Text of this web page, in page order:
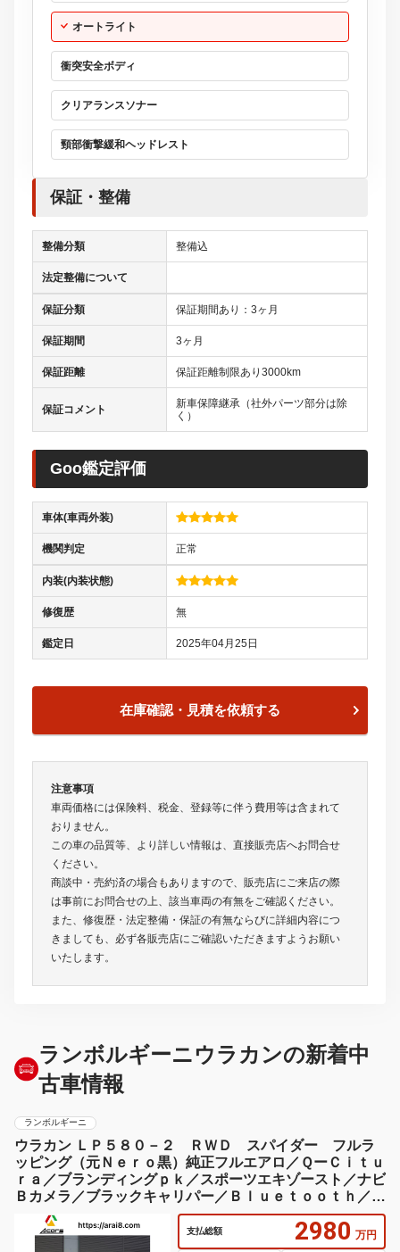
オートライト
衝突安全ボディ
クリアランスソナー
頸部衝撃緩和ヘッドレスト
保証・整備
整備分類 整備込
法定整備について
保証分類 保証期間あり：3ヶ月
保証期間 3ヶ月
保証距離 保証距離制限あり3000km
保証コメント
新車保障継承（社外パーツ部分は除
く）
Goo鑑定評価
車体(車両外装)
機関判定 正常
内装(内装状態)
修復歴 無
鑑定日 2025年04月25日
在庫確認・見積を依頼する
注意事項
車両価格には保険料、税金、登録等に伴う費用等は含まれて
おりません。
この車の品質等、より詳しい情報は、直接販売店へお問合せ
ください。
商談中・売約済の場合もありますので、販売店にご来店の際
は事前にお問合せの上、該当車両の有無をご確認ください。
また、修復歴・法定整備・保証の有無ならびに詳細内容につ
きましても、必ず各販売店にご確認いただきますようお願い
いたします。
ランボルギーニウラカンの新着中
古車情報
ランボルギーニ
ウラカン ＬＰ５８０－２ ＲＷＤ スパイダー フルラ
ッピング（元Ｎｅｒｏ黒）純正フルエアロ／ＱーＣｉｔｕ
ｒａ／ブランディングｐｋ／スポーツエキゾースト／ナビ
Ｂカメラ／ブラックキャリパー／Ｂｌｕｅｔｏｏｔｈ／ド
ラレコ／／１９ＡＷ
支払総額 2980 万円